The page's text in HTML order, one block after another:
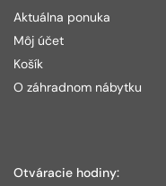
Aktuálna ponuka
Môj účet
Košík
O záhradnom nábytku
Otváracie hodiny: